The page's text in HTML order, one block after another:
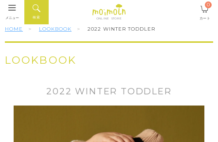
ONLINE STORE
検索
メニュー カート
0
HOME LOOKBOOK 2022 WINTER TODDLER
LOOKBOOK
2022 WINTER TODDLER